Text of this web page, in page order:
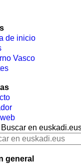
de inicio
Vasco
Buscar en
general